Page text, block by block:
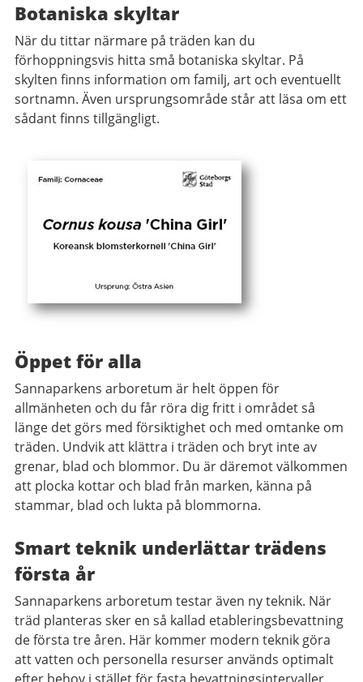
Botaniska skyltar
När du tittar närmare på träden kan du
förhoppningsvis hitta små botaniska skyltar. På
skylten finns information om familj, art och eventuellt
sortnamn. Även ursprungsområde står att läsa om ett
sådant finns tillgängligt.
Öppet för alla
Sannaparkens arboretum är helt öppen för
allmänheten och du får röra dig fritt i området så
länge det görs med försiktighet och med omtanke om
träden. Undvik att klättra i träden och bryt inte av
grenar, blad och blommor. Du är däremot välkommen
att plocka kottar och blad från marken, känna på
stammar, blad och lukta på blommorna.
Smart teknik underlättar trädens
första år
Sannaparkens arboretum testar även ny teknik. När
träd planteras sker en så kallad etableringsbevattning
de första tre åren. Här kommer modern teknik göra
att vatten och personella resurser används optimalt